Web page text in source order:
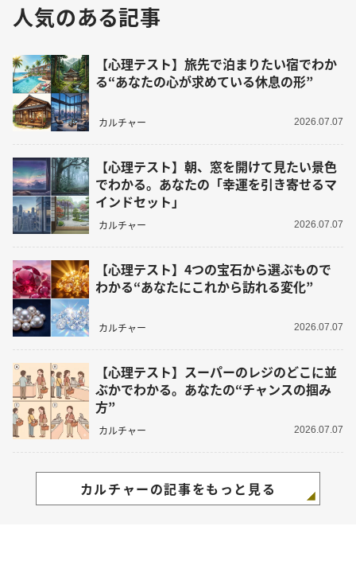
人気のある記事
【心理テスト】旅先で泊まりたい宿でわか
る“あなたの心が求めている休息の形”
カルチャー 2026.07.07
【心理テスト】朝、窓を開けて見たい景色
でわかる。あなたの「幸運を引き寄せるマ
インドセット」
カルチャー 2026.07.07
【心理テスト】4つの宝石から選ぶもので
わかる“あなたにこれから訪れる変化”
カルチャー 2026.07.07
【心理テスト】スーパーのレジのどこに並
ぶかでわかる。あなたの“チャンスの掴み
方”
カルチャー 2026.07.07
カルチャーの記事をもっと見る